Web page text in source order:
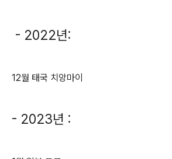
- 2022년:
12월 태국 치앙마이
- 2023년 :